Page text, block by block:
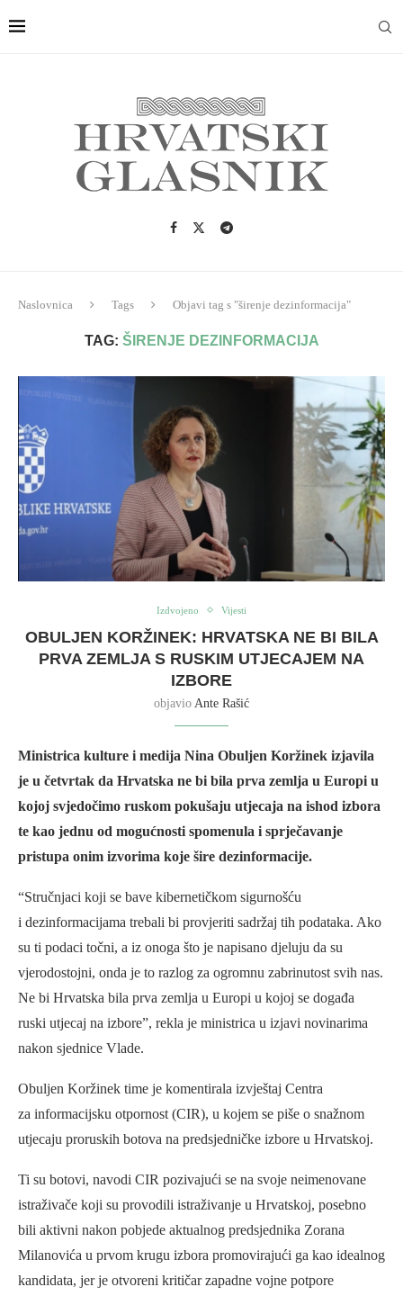
Naslovnica Tags Objavi tag s "širenje dezinformacija"
TAG: ŠIRENJE DEZINFORMACIJA
Izdvojeno Vijesti
OBULJEN KORŽINEK: HRVATSKA NE BI BILA
PRVA ZEMLJA S RUSKIM UTJECAJEM NA
IZBORE
objavio Ante Rašić
Ministrica kulture i medija Nina Obuljen Koržinek izjavila
je u četvrtak da Hrvatska ne bi bila prva zemlja u Europi u
kojoj svjedočimo ruskom pokušaju utjecaja na ishod izbora
te kao jednu od mogućnosti spomenula i sprječavanje
pristupa onim izvorima koje šire dezinformacije.
“Stručnjaci koji se bave kibernetičkom sigurnošću
i dezinformacijama trebali bi provjeriti sadržaj tih podataka. Ako
su ti podaci točni, a iz onoga što je napisano djeluju da su
vjerodostojni, onda je to razlog za ogromnu zabrinutost svih nas.
Ne bi Hrvatska bila prva zemlja u Europi u kojoj se događa
ruski utjecaj na izbore”, rekla je ministrica u izjavi novinarima
nakon sjednice Vlade.
Obuljen Koržinek time je komentirala izvještaj Centra
za informacijsku otpornost (CIR), u kojem se piše o snažnom
utjecaju proruskih botova na predsjedničke izbore u Hrvatskoj.
Ti su botovi, navodi CIR pozivajući se na svoje neimenovane
istraživače koji su provodili istraživanje u Hrvatskoj, posebno
bili aktivni nakon pobjede aktualnog predsjednika Zorana
Milanovića u prvom krugu izbora promovirajući ga kao idealnog
kandidata, jer je otvoreni kritičar zapadne vojne potpore